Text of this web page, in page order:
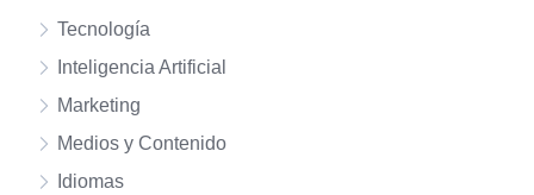
Tecnología
Inteligencia Artificial
Marketing
Medios y Contenido
Idiomas